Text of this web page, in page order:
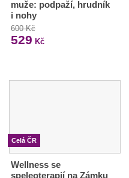
muže: podpaží, hrudník
i nohy
600 Kč
529 Kč
Celá ČR
Wellness se
speleoterapií na Zámku